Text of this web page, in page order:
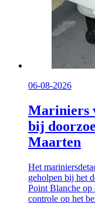
06-08-2026
Mariniers
bij
Maarten
Het
geholpen bij het
Point Blanche op
controle op het